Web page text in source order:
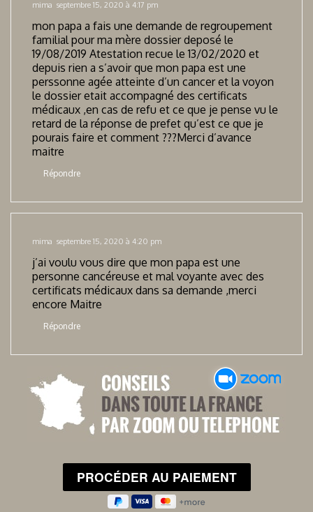
mima septembre 15, 2020 à 4:17 pm
mon papa a fais une demande de regroupement
familial pour ma mère dossier deposé le
19/08/2019 Atestation recue le 13/02/2020 et
depuis rien a s’avoir que mon papa est une
perssonne agée atteinte d’un cancer et la voyon
le dossier etait accompagné des certificats
médicaux ,en cas de refu et ce que je pense vu le
retard de la réponse de prefet qu’est ce que je
pourais faire et comment ???Merci d’avance
maitre
Répondre
mima septembre 15, 2020 à 4:20 pm
j’ai voulu vous dire que mon papa est une
personne cancéreuse et mal voyante avec des
certificats médicaux dans sa demande ,merci
encore Maitre
Répondre